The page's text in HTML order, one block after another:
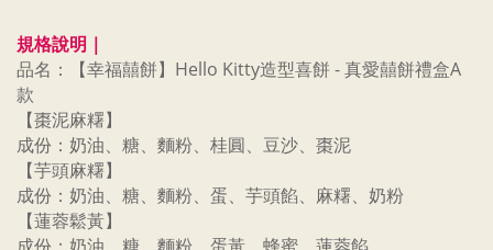
規格說明｜
品名：【幸福囍餅】Hello Kitty造型喜餅 - 真愛囍餅禮盒A
款
【棗泥麻糬】
成份：奶油、糖、麵粉、桂圓、豆沙、棗泥
【芋頭麻糬】
成份：奶油、糖、麵粉、蛋、芋頭餡、麻糬、奶粉
【蓮蓉鬆黃】